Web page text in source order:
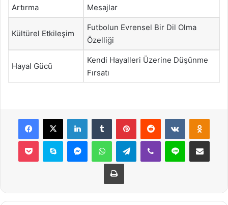
Artırma
Mesajlar
Kültürel Etkileşim
Futbolun Evrensel Bir Dil Olma
Özelliği
Hayal Gücü
Kendi Hayalleri Üzerine Düşünme
Fırsatı
Facebook
X LinkedInTumblr PinterestReddit VKontakte
Pocket Skype MessengerWhatsAppTelegramViber Line E-Posta ile
Yazdır